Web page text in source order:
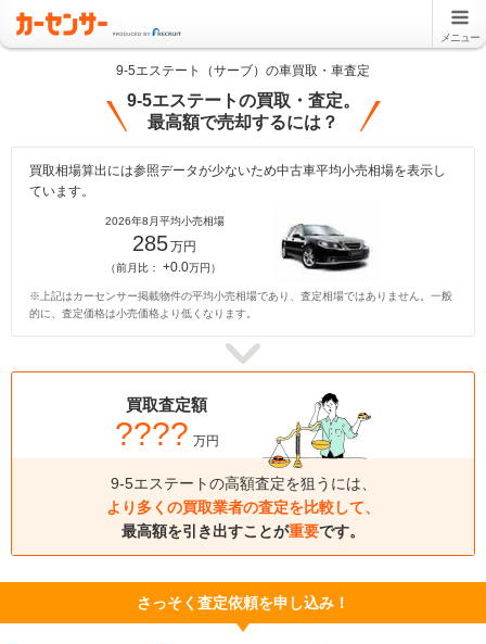
メニュー
9-5エステート（サーブ）の車買取・車査定
9-5エステートの買取・査定。
最高額で売却するには？
買取相場算出には参照データが少ないため中古車平均小売相場を表示し
ています。
2026年8月平均小売相場
285万円
（前月比： +0.0万円）
※上記はカーセンサー掲載物件の平均小売相場であり、査定相場ではありません。一般
的に、査定価格は小売価格より低くなります。
買取査定額
???? 万円
9-5エステートの高額査定を狙うには、
より多くの買取業者の査定を比較して、
最高額を引き出すことが重要です。
さっそく査定依頼を申し込み！